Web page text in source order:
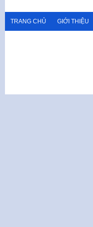
TRANG CHỦ GIỚI THIỆU